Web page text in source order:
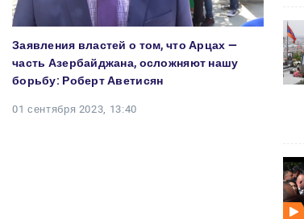
Заявления властей о том, что Арцах —
часть Азербайджана, осложняют нашу
борьбу: Роберт Аветисян
01 сентября 2023, 13:40